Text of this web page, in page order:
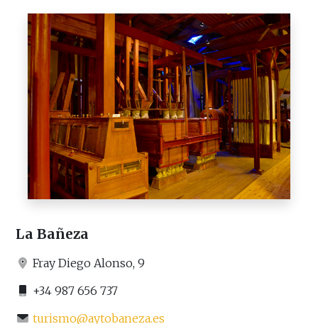
La Bañeza
Fray Diego Alonso, 9
+34 987 656 737
turismo@aytobaneza.es